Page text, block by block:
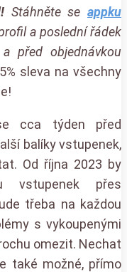
Stáhněte seappku
a poslední řádek
před objednávkou
5% sleva na všechny
cca týden před
balíky vstupenek,
Od října 2023 by
vstupenek přes
třeba na každou
s vykoupenými
omezit. Nechat
také možné, přímo